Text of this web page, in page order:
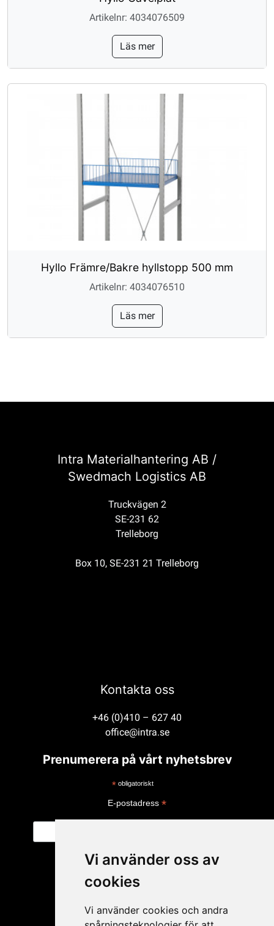
Vi använder oss av
cookies
Vi använder cookies och andra
Artikelnr: 4034076509
Läs mer
Hyllo Främre/Bakre hyllstopp 500 mm
Artikelnr: 4034076510
Läs mer
Intra Materialhantering AB /
Swedmach Logistics AB
Truckvägen 2
SE-231 62
Trelleborg
Box 10, SE-231 21 Trelleborg
Kontakta oss
+46 (0)410 – 627 40
office@intra.se
Prenumerera på vårt nyhetsbrev
* obligatoriskt
E-postadress *